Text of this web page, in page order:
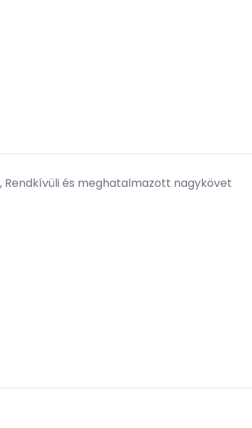
Rendkívüli és meghatalmazott nagykövet